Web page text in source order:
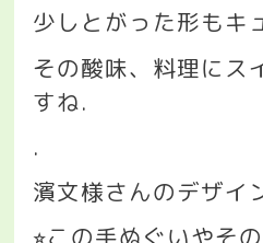
少しとがった形もキ
その酸味、料理にス
すね.
.
濱文様さんのデザイ
⭐︎